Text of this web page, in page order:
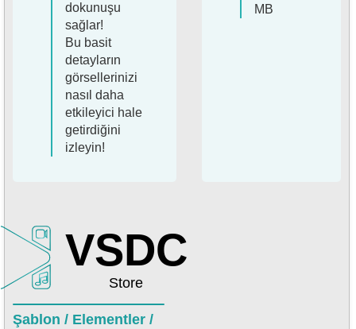
dokunuşu
sağlar!
Bu basit
detayların
görsellerinizi
nasıl daha
etkileyici hale
getirdiğini
izleyin!
MB
VSDC
Store
Şablon / Elementler /